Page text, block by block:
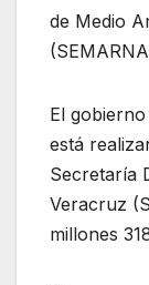
de Medio
El
está
Secretaría
Veracruz
millones